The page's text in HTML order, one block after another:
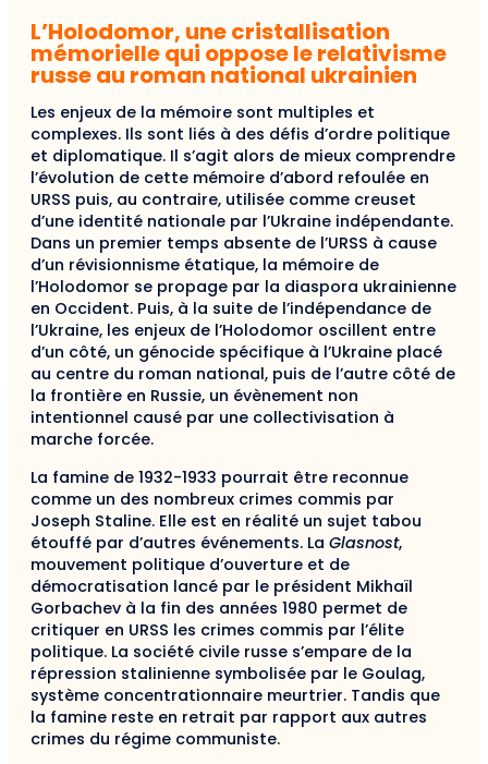
L’Holodomor, une cristallisation
mémorielle qui oppose le relativisme
russe au roman national ukrainien
Les enjeux de la mémoire sont multiples et
complexes. Ils sont liés à des défis d’ordre politique
et diplomatique. Il s’agit alors de mieux comprendre
l’évolution de cette mémoire d’abord refoulée en
URSS puis, au contraire, utilisée comme creuset
d’une identité nationale par l’Ukraine indépendante.
Dans un premier temps absente de l’URSS à cause
d’un révisionnisme étatique, la mémoire de
l’Holodomor se propage par la diaspora ukrainienne
en Occident. Puis, à la suite de l’indépendance de
l’Ukraine, les enjeux de l’Holodomor oscillent entre
d’un côté, un génocide spécifique à l’Ukraine placé
au centre du roman national, puis de l’autre côté de
la frontière en Russie, un évènement non
intentionnel causé par une collectivisation à
marche forcée.
La famine de 1932-1933 pourrait être reconnue
comme un des nombreux crimes commis par
Joseph Staline. Elle est en réalité un sujet tabou
étouffé par d’autres événements. La Glasnost,
mouvement politique d’ouverture et de
démocratisation lancé par le président Mikhaïl
Gorbachev à la fin des années 1980 permet de
critiquer en URSS les crimes commis par l’élite
politique. La société civile russe s’empare de la
répression stalinienne symbolisée par le Goulag,
système concentrationnaire meurtrier. Tandis que
la famine reste en retrait par rapport aux autres
crimes du régime communiste.